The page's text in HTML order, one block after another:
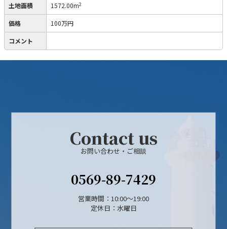
土地面積 1572.00m2
価格 100万円
コメント
Contact us
お問い合わせ・ご相談
0569-89-7429
営業時間：10:00〜19:00
定休日：水曜日